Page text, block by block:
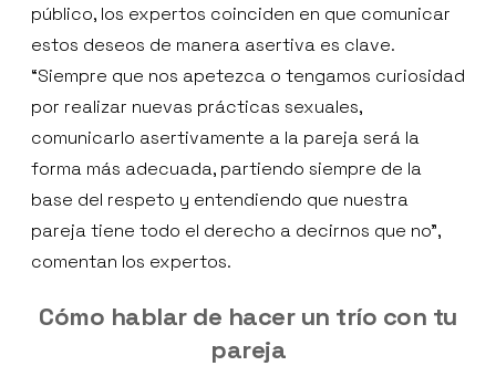
público, los expertos coinciden en que comunicar
estos deseos de manera asertiva es clave.
“Siempre que nos apetezca o tengamos curiosidad
por realizar nuevas prácticas sexuales,
comunicarlo asertivamente a la pareja será la
forma más adecuada, partiendo siempre de la
base del respeto y entendiendo que nuestra
pareja tiene todo el derecho a decirnos que no”,
comentan los expertos.
Cómo hablar de hacer un trío con tu
pareja